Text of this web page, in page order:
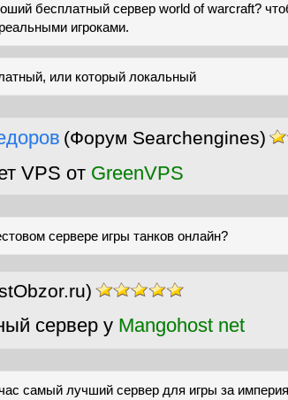
бесплатный сервер world of warcraft?
игроками.
или который локальный
(Форум Searchengines)
VPS от GreenVPS
сервере игры танков онлайн?
сервер у Mangohost net
самый лучший сервер для игры за